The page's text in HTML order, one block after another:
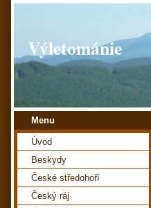
Výletománie
Menu
Úvod
Beskydy
České středohoří
Český ráj